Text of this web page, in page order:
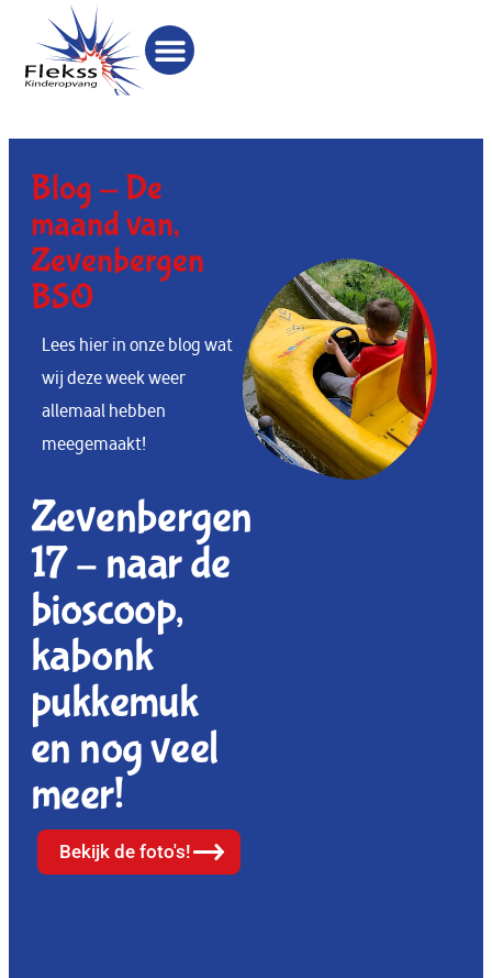
Blog -De
maand van,
Zevenbergen
BSO
Lees hier in onze blog wat
wij deze week weer
allemaal hebben
meegemaakt!
Zevenbergen
17 – naar de
bioscoop,
kabonk
pukkemuk
en nog veel
meer!
Bekijk de foto's!